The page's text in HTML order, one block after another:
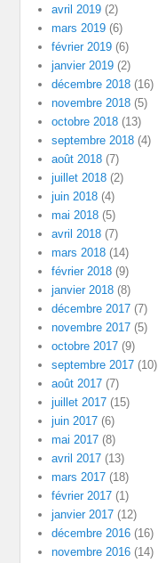
avril 2019 (2)
mars 2019 (6)
février 2019 (6)
janvier 2019 (2)
décembre 2018 (16)
novembre 2018 (5)
octobre 2018 (13)
septembre 2018 (4)
août 2018 (7)
juillet 2018 (2)
juin 2018 (4)
mai 2018 (5)
avril 2018 (7)
mars 2018 (14)
février 2018 (9)
janvier 2018 (8)
décembre 2017 (7)
novembre 2017 (5)
octobre 2017 (9)
septembre 2017 (10)
août 2017 (7)
juillet 2017 (15)
juin 2017 (6)
mai 2017 (8)
avril 2017 (13)
mars 2017 (18)
février 2017 (1)
janvier 2017 (12)
décembre 2016 (16)
novembre 2016 (14)